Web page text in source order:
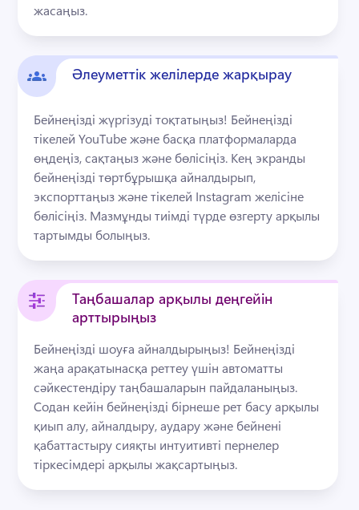
жасаңыз.
Әлеуметтік желілерде жарқырау
Бейнеңізді жүргізуді тоқтатыңыз! Бейнеңізді
тікелей YouTube және басқа платформаларда
өңдеңіз, сақтаңыз және бөлісіңіз. Кең экранды
бейнеңізді төртбұрышқа айналдырып,
экспорттаңыз және тікелей Instagram желісіне
бөлісіңіз. Мазмұнды тиімді түрде өзгерту арқылы
тартымды болыңыз.
Таңбашалар арқылы деңгейін
арттырыңыз
Бейнеңізді шоуға айналдырыңыз! Бейнеңізді
жаңа арақатынасқа реттеу үшін автоматты
сәйкестендіру таңбашаларын пайдаланыңыз.
Содан кейін бейнеңізді бірнеше рет басу арқылы
қиып алу, айналдыру, аудару және бейнені
қабаттастыру сияқты интуитивті пернелер
тіркесімдері арқылы жақсартыңыз.